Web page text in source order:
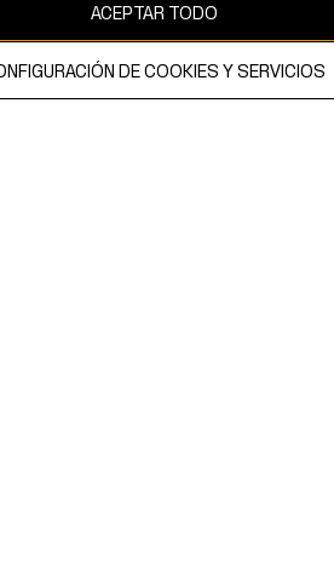
web está protegido por copyright y es
& Mauritz AB.
ACEPTAR TODO
DE COOKIES Y SERVICIOS